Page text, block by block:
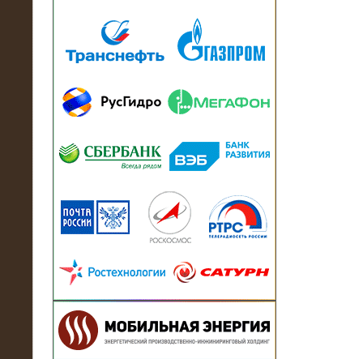
Активно-реактивные нагрузочные
модули 15 МВт (21,5 МВА) На Кубок
конфедераций